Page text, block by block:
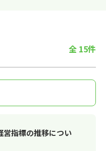
全 15件
営指標の推移につい